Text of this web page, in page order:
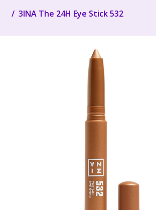
3INA The 24H Eye Stick 532